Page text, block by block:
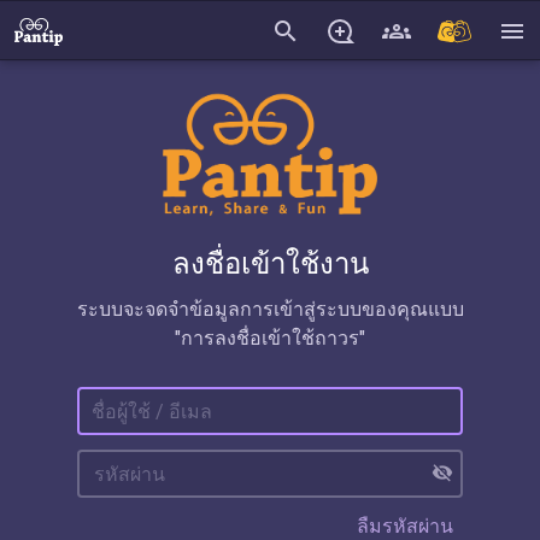
search menu
ลงชื่อเข้าใช้งาน
ระบบจะจดจำข้อมูลการเข้าสู่ระบบของคุณแบบ
"การลงชื่อเข้าใช้ถาวร"
visibility_off
ลืมรหัสผ่าน